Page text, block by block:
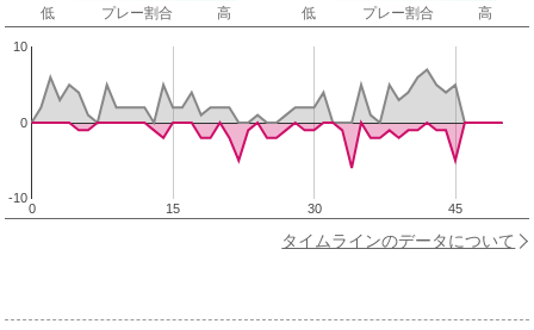
低 プレー割合 高 低 プレー割合 高
0 15 30 45
-10
0
10
タイムラインのデータについて